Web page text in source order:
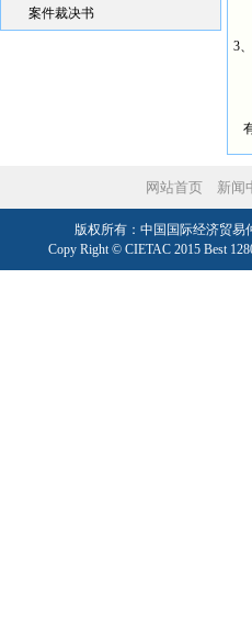
案件裁决书
3
网站首页 新闻
版权所有：中国国际经济贸易
Copy Right © CIETAC 2015 Best